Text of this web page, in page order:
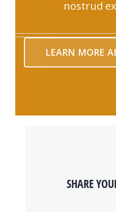
nostrud
LEARN MORE
SHARE